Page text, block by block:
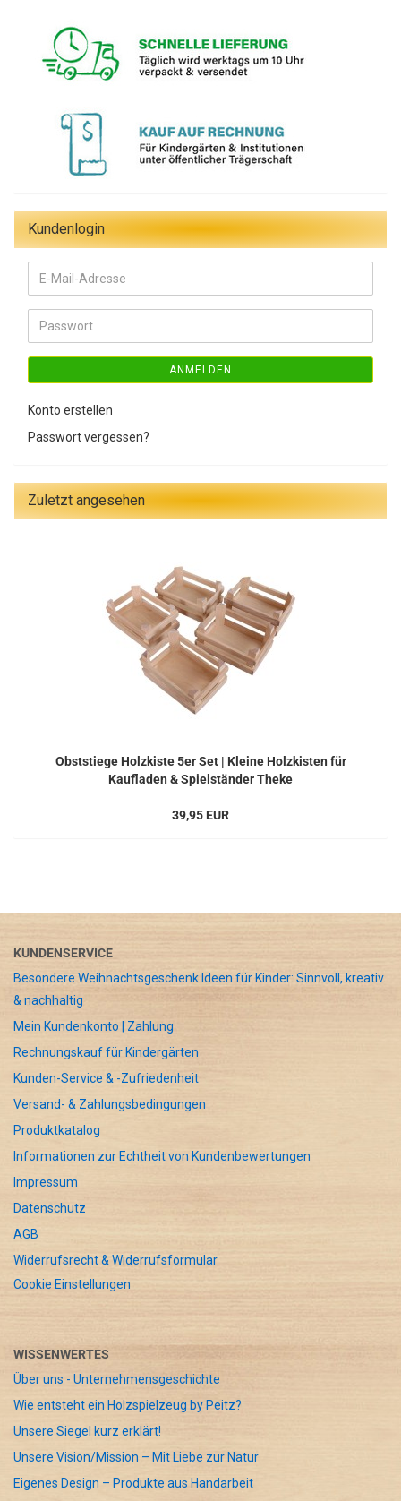
Kundenlogin
E-
Mail-
Adresse
Passwort
ANMELDEN
Konto erstellen
Passwort vergessen?
Zuletzt angesehen
Obststiege Holzkiste 5er Set | Kleine Holzkisten für
Kaufladen & Spielständer Theke
39,95 EUR
KUNDENSERVICE
Besondere Weihnachtsgeschenk Ideen für Kinder: Sinnvoll, kreativ
& nachhaltig
Mein Kundenkonto | Zahlung
Rechnungskauf für Kindergärten
Kunden-Service & -Zufriedenheit
Versand- & Zahlungsbedingungen
Produktkatalog
Informationen zur Echtheit von Kundenbewertungen
Impressum
Datenschutz
AGB
Widerrufsrecht & Widerrufsformular
Cookie Einstellungen
WISSENWERTES
Über uns - Unternehmensgeschichte
Wie entsteht ein Holzspielzeug by Peitz?
Unsere Siegel kurz erklärt!
Unsere Vision/Mission – Mit Liebe zur Natur
Eigenes Design – Produkte aus Handarbeit